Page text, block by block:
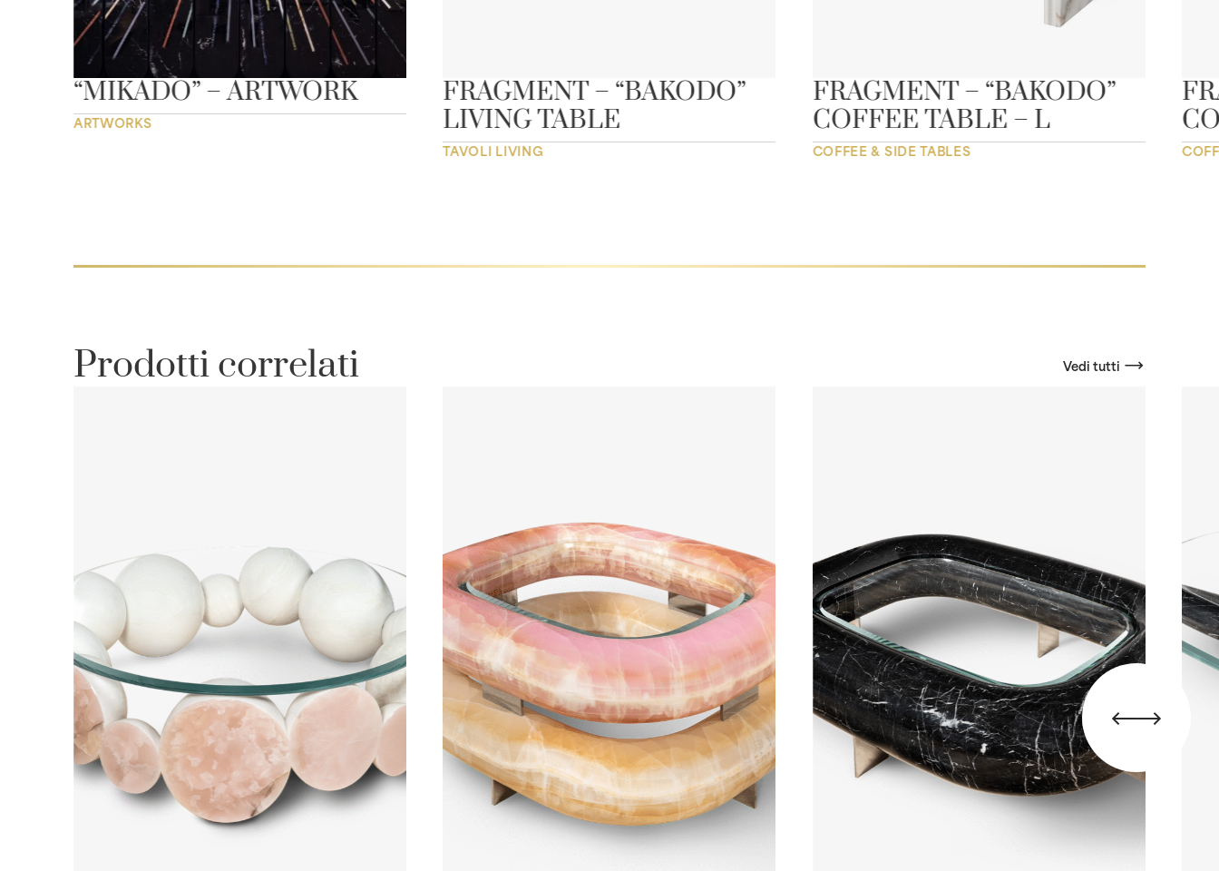
“MIKADO” – ARTWORK
ARTWORKS
FRAGMENT – “BAKODO”
LIVING TABLE
TAVOLI LIVING
FRAGMENT – “BAKODO”
COFFEE TABLE – L
COFFEE & SIDE TABLES
Prodotti correlati Vedi tutti